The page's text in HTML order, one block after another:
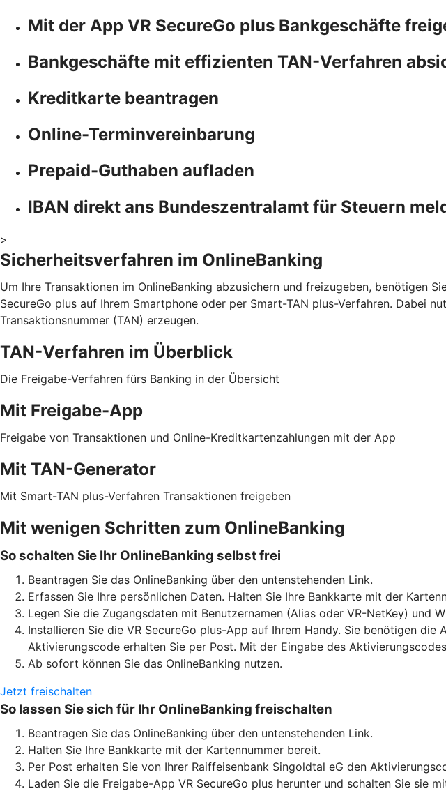
Mit der App VR SecureGo plus Bankgeschäfte
Bankgeschäfte mit effizienten TAN-Verfahren
Kreditkarte beantragen
Online-Terminvereinbarung
Prepaid-Guthaben aufladen
IBAN direkt ans Bundeszentralamt für Steuern
>
Sicherheitsverfahren im OnlineBanking
Um Ihre Transaktionen im OnlineBanking abzusichern und freizugeben, benötigen
SecureGo plus auf Ihrem Smartphone oder per Smart-TAN plus-Verfahren. Dabei
Transaktionsnummer (TAN) erzeugen.
TAN-Verfahren im Überblick
Die Freigabe-Verfahren fürs Banking in der Übersicht
Mit Freigabe-App
Freigabe von Transaktionen und Online-Kreditkartenzahlungen mit der App
Mit TAN-Generator
Mit Smart-TAN plus-Verfahren Transaktionen freigeben
Mit wenigen Schritten zum OnlineBanking
So schalten Sie Ihr OnlineBanking selbst frei
Beantragen Sie das OnlineBanking über den untenstehenden Link.
Erfassen Sie Ihre persönlichen Daten. Halten Sie Ihre Bankkarte mit der
Legen Sie die Zugangsdaten mit Benutzernamen (Alias oder VR-NetKey) und
Installieren Sie die VR SecureGo plus-App auf Ihrem Handy. Sie benötigen
Aktivierungscode erhalten Sie per Post. Mit der Eingabe des
Ab sofort können Sie das OnlineBanking nutzen.
Jetzt freischalten
So lassen Sie sich für Ihr OnlineBanking freischalten
Beantragen Sie das OnlineBanking über den untenstehenden Link.
Halten Sie Ihre Bankkarte mit der Kartennummer bereit.
Per Post erhalten Sie von Ihrer Raiffeisenbank Singoldtal eG den
Laden Sie die Freigabe-App VR SecureGo plus herunter und schalten Sie sie